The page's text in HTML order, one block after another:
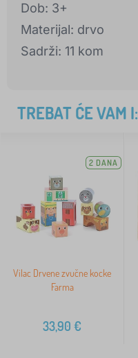
Dob: 3+
Materijal: drvo
Sadrži: 11 kom
TREBAT ĆE VAM I:
2 DANA
Vilac Drvene zvučne kocke
Farma
33,90 €